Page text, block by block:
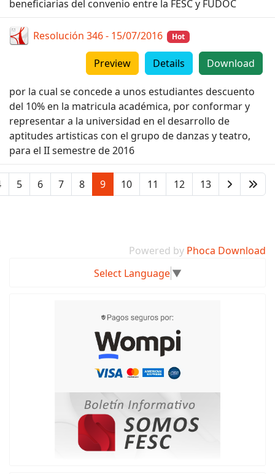
beneficiarias del convenio entre la FESC y FUDOC
Resolución 346 - 15/07/2016 Hot
Download
Details
Preview
por la cual se concede a unos estudiantes descuento
del 10% en la matricula académica, por conformar y
representar a la universidad en el desarrollo de
aptitudes artisticas con el grupo de danzas y teatro,
para el II semestre de 2016
5 6 7 8 9 10 11 12 13
Powered by Phoca Download
Select Language▼